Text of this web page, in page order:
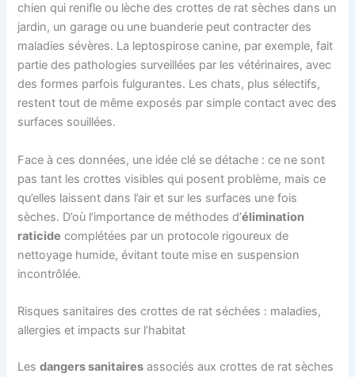
chien qui renifle ou lèche des crottes de rat sèches dans un
jardin, un garage ou une buanderie peut contracter des
maladies sévères. La leptospirose canine, par exemple, fait
partie des pathologies surveillées par les vétérinaires, avec
des formes parfois fulgurantes. Les chats, plus sélectifs,
restent tout de même exposés par simple contact avec des
surfaces souillées.
Face à ces données, une idée clé se détache : ce ne sont
pas tant les crottes visibles qui posent problème, mais ce
qu’elles laissent dans l’air et sur les surfaces une fois
sèches. D’où l’importance de méthodes d’élimination
raticide complétées par un protocole rigoureux de
nettoyage humide, évitant toute mise en suspension
incontrôlée.
Risques sanitaires des crottes de rat séchées : maladies,
allergies et impacts sur l’habitat
Lesdangers sanitaires associés aux crottes de rat sèches